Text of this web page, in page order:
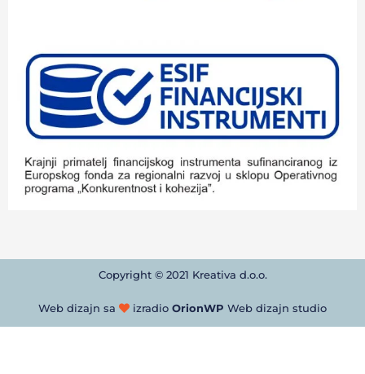
Copyright © 2021 Kreativa d.o.o.
Web dizajn sa izradio OrionWP Web dizajn studio